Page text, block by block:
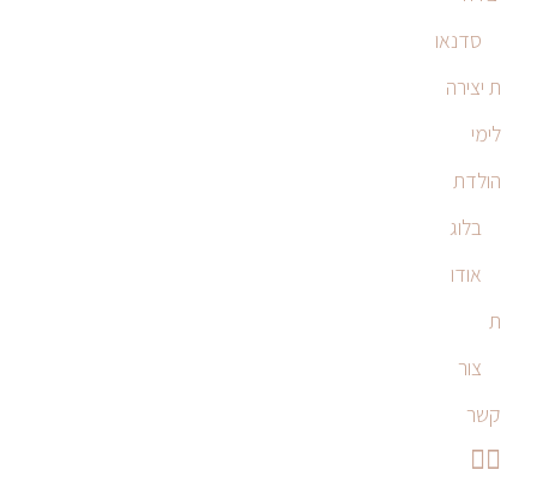
סדנאו
ת יצירה
לימי
הולדת
בלוג
אודו
ת
צור
קשר